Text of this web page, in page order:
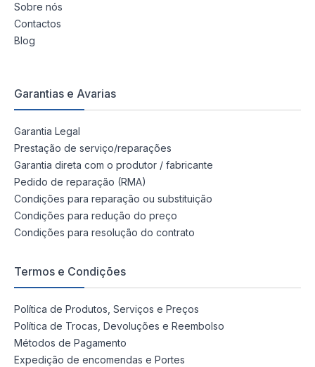
Sobre nós
Contactos
Blog
Garantias e Avarias
Garantia Legal
Prestação de serviço/reparações
Garantia direta com o produtor / fabricante
Pedido de reparação (RMA)
Condições para reparação ou substituição
Condições para redução do preço
Condições para resolução do contrato
Termos e Condições
Política de Produtos, Serviços e Preços
Política de Trocas, Devoluções e Reembolso
Métodos de Pagamento
Expedição de encomendas e Portes